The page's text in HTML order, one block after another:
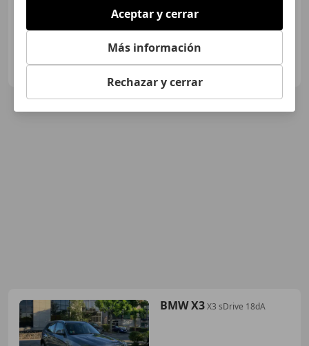
ES-46910 SEDAVI
BMW X3X3 sDrive 18dA
Aceptar y cerrar
Más información
Rechazar y cerrar